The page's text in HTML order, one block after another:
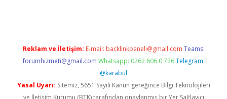
Reklam ve İletişim: E-mail: backlinkpaneli@gmail.com Teams:
forumhizmeti@gmail.com Whatsapp: 0262 606 0 726 Telegram:
@karabul
Yasal Uyarı: Sitemiz, 5651 Sayılı Kanun gereğince Bilgi Teknolojileri
ve İletişim Kurumu (BTK) tarafından onaylanmış bir Yer Sağlayıcı